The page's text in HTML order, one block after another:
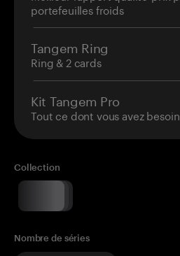
portefeuilles froids
Tangem Ring
Ring & 2 cards
Kit Tangem Pro
Tout ce dont vous avez besoin
Collection
Nombre de séries